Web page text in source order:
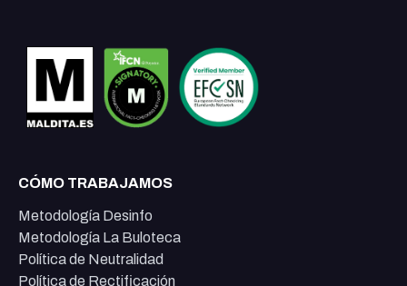
CÓMO TRABAJAMOS
Metodología Desinfo
Metodología La Buloteca
Política de Neutralidad
Política de Rectificación